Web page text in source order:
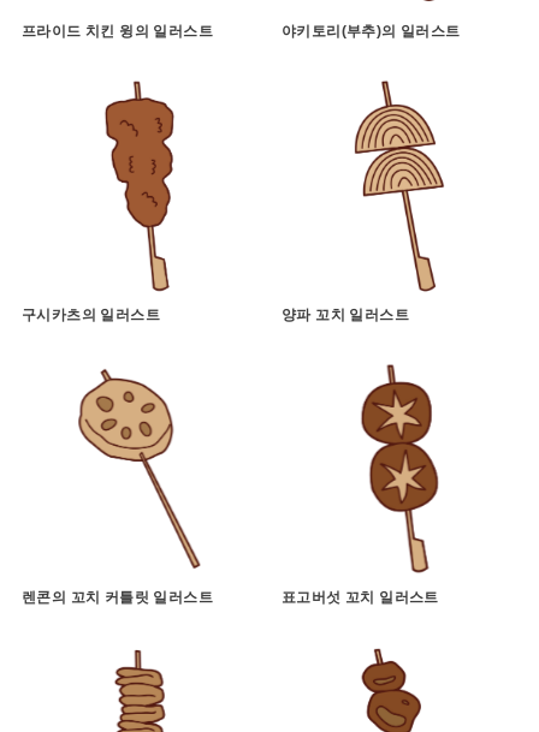
프라이드 치킨 윙의 일러스트 야키토리(부추)의 일러스트
구시카츠의 일러스트 양파 꼬치 일러스트
렌콘의 꼬치 커틀릿 일러스트 표고버섯 꼬치 일러스트